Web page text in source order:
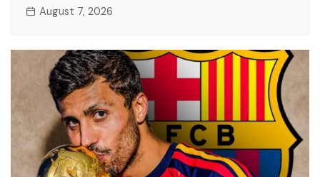
August 7, 2026